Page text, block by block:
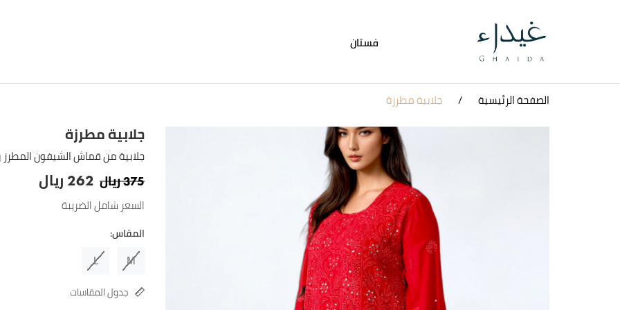
فستان
الصفحة الرئيسية جلابية مطرزة
جلابية مطرزة
جلابية من قماش الشيفون المطرز
ريال375 ريال 262
السعر شامل الضريبة
المقاس:
M
L
جدول المقاسات